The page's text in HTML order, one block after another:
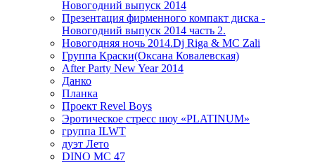
Новогодний выпуск 2014
Презентация фирменного компакт диска -
Новогодний выпуск 2014 часть 2.
Новогодняя ночь 2014.Dj Riga & MC Zali
Группа Краски(Оксана Ковалевская)
After Party New Year 2014
Данко
Планка
Проект Revel Boys
Эротическое стресс шоу «PLATINUM»
группа ILWT
дуэт Лето
DINO MC 47